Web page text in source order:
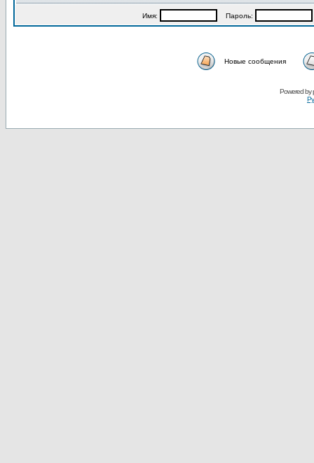
Имя: Пароль:
Новые сообщения
Powered by